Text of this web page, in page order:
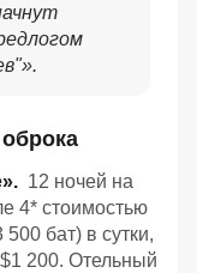
12 ночей на
4* стоимостью
бат) в сутки,
200. Отельный